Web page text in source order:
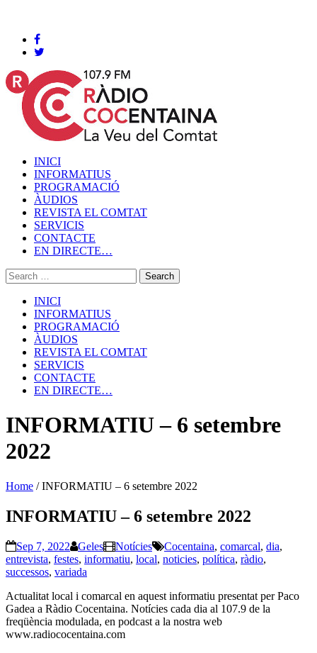
INICI
INFORMATIUS
PROGRAMACIÓ
ÀUDIOS
REVISTA EL COMTAT
SERVICIS
CONTACTE
EN DIRECTE…
INICI
INFORMATIUS
PROGRAMACIÓ
ÀUDIOS
REVISTA EL COMTAT
SERVICIS
CONTACTE
EN DIRECTE…
INFORMATIU – 6 setembre
2022
Home /INFORMATIU – 6 setembre 2022
INFORMATIU – 6 setembre 2022
Sep 7, 2022 Geles Notícies Cocentaina, comarcal, dia,
entrevista, festes, informatiu, local, noticies, política, ràdio,
successos, variada
Actualitat local i comarcal en aquest informatiu presentat per Paco
Gadea a Ràdio Cocentaina. Notícies cada dia al 107.9 de la
freqüència modulada, en podcast a la nostra web
www.radiococentaina.com